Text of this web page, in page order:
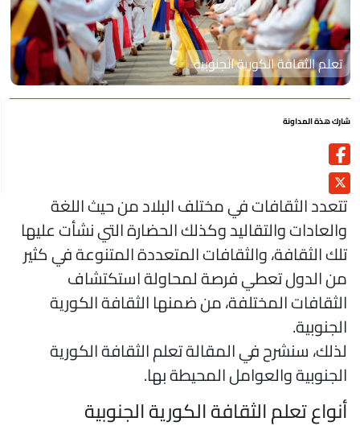
تعلم الثقافة الكورية الجنوبية
هذة المداونة
الثقافات في مختلف البلاد من حيث اللغة
والتقاليد وكذلك الحضارة التي نشأت عليها
الثقافة، والثقافات المتعددة المتنوعة في كثير
الدول تعطي فرصة لمحاولة استكتشاف
المختلفة، من ضمنها الثقافة الكورية
سنشرح في المقالة تعلم الثقافة الكورية
والعوامل المحيطة بها.
تعلم الثقافة الكورية الجنوبية